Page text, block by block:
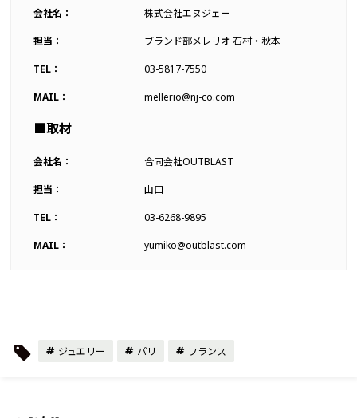
会社名： 株式会社エヌジェー
担当： ブランド部メレリオ 石村・秋本
TEL： 03-5817-7550
MAIL： mellerio@nj-co.com
■取材
会社名： 合同会社OUTBLAST
担当： 山口
TEL： 03-6268-9895
MAIL： yumiko@outblast.com
ジュエリー パリ フランス